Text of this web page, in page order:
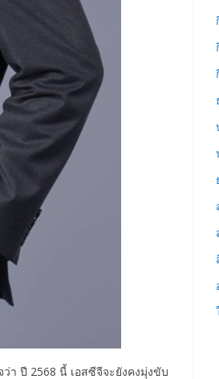
า ปี 2568 นี้ เอสซีจีจะยังคงมุ่งขับ